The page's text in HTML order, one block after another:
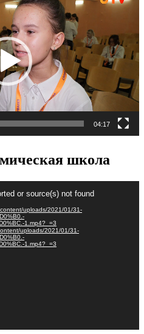
04:17
школа
or source(s) not found
uploads/2021/01/31-
1.mp4?_=3
uploads/2021/01/31-
1.mp4?_=3